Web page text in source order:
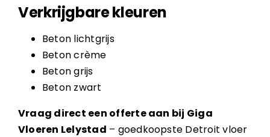
Verkrijgbare kleuren
Beton lichtgrijs
Beton crème
Beton grijs
Beton zwart
Vraag direct een offerte aan bij Giga
Vloeren Lelystad – goedkoopste Detroit vloer